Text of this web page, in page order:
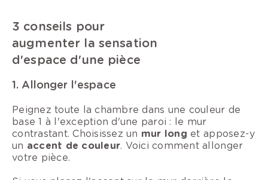
3 conseils pour
augmenter la sensation
d'espace d'une pièce
1. Allonger l'espace
Peignez toute la chambre dans une couleur de
base 1 à l'exception d'une paroi : le mur
contrastant. Choisissez un mur long et apposez-y
un accent de couleur. Voici comment allonger
votre pièce.